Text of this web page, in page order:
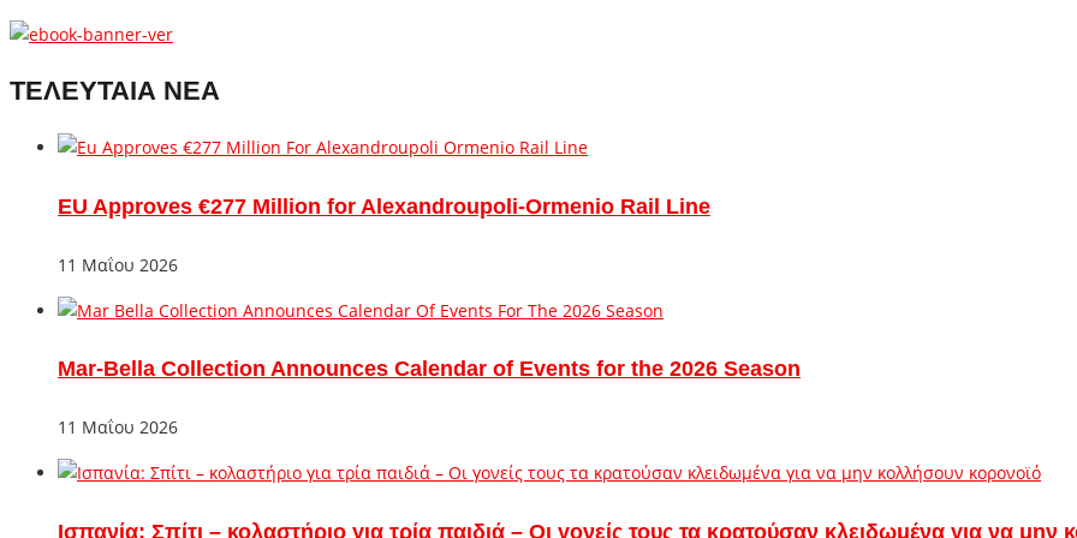
ΤΕΛΕΥΤΑΙΑ ΝΕΑ
EU Approves €277 Million for Alexandroupoli-Ormenio Rail Line
11 Μαΐου 2026
Mar-Bella Collection Announces Calendar of Events for the 2026 Season
11 Μαΐου 2026
Ισπανία: Σπίτι – κολαστήριο για τρία παιδιά – Οι γονείς τους τα κρατούσαν κλειδωμένα για να μην